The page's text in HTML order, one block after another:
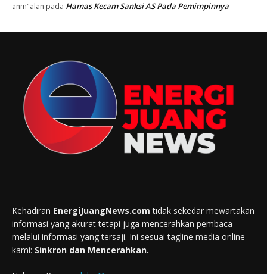
anm"alan pada Hamas Kecam Sanksi AS Pada Pemimpinnya
Kehadiran EnergiJuangNews.com tidak sekedar mewartakan
informasi yang akurat tetapi juga mencerahkan pembaca
melalui informasi yang tersaji. Ini sesuai tagline media online
kami: Sinkron dan Mencerahkan.